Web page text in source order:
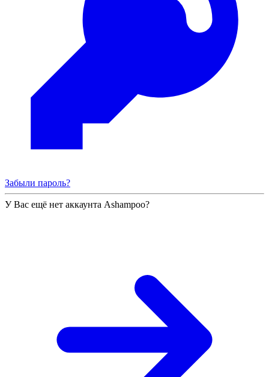
Забыли пароль?
У Вас ещё нет аккаунта Ashampoo?